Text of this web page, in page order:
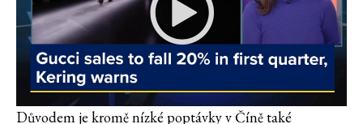
Důvodem je kromě nízké poptávky v Číně také